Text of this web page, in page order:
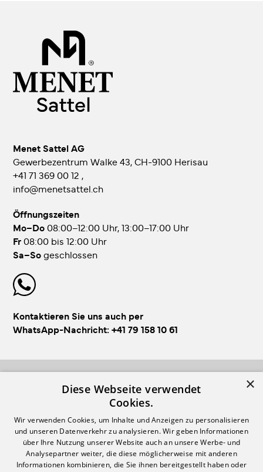
Menet Sattel AG
Gewerbezentrum Walke 43, CH-9100 Herisau
+41 71 369 00 12 ,
info@menetsattel.ch
Öffnungszeiten
Mo–Do08:00–12:00 Uhr, 13:00–17:00 Uhr
Fr08:00 bis 12:00 Uhr
Sa–Sogeschlossen
Kontaktieren Sie uns auch per
WhatsApp-Nachricht: +41 79 158 10 61
FOLLOW US! ×
Diese Webseite verwendet
Cookies.
Wir verwenden Cookies, um Inhalte und Anzeigen zu personalisieren
und unseren Datenverkehr zu analysieren. Wir geben Informationen
über Ihre Nutzung unserer Website auch an unsere Werbe- und
Analysepartner weiter, die diese möglicherweise mit anderen
Informationen kombinieren, die Sie ihnen bereitgestellt haben oder